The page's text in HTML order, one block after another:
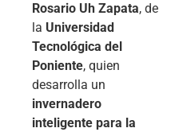
Rosario Uh Zapata, de
la Universidad
Tecnológica del
Poniente, quien
desarrolla un
invernadero
inteligente para la